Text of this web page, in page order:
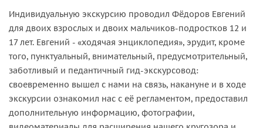
Индивидуальную экскурсию проводил Фёдоров Евгений
для двоих взрослых и двоих мальчиков-подростков 12 и
17 лет. Евгений - «ходячая энциклопедия», эрудит, кроме
того, пунктуальный, внимательный, предусмотрительный,
заботливый и педантичный гид-экскурсовод:
своевременно вышел с нами на связь, накануне и в ходе
экскурсии ознакомил нас с её регламентом, предоставил
дополнительную информацию, фотографии,